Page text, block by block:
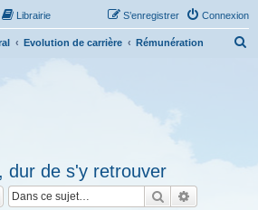
Librairie Connexion
S’enregistrer
Evolution de carrière Rémunération
dur de s'y retrouver
Rechercher